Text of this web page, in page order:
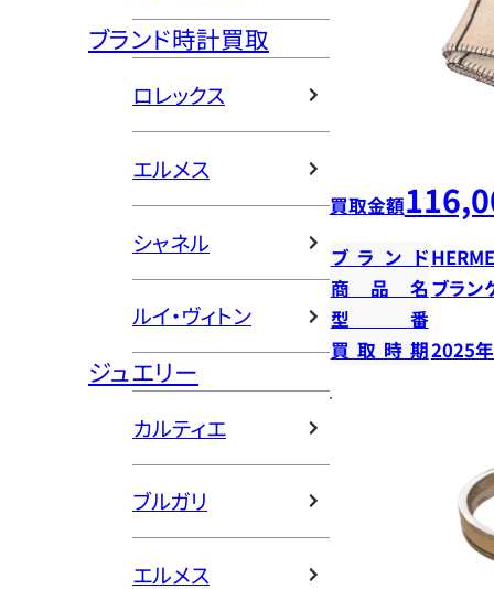
ブランド時計買取
ロレックス
エルメス
シャネル
ルイ・ヴィトン
ジュエリー
カルティエ
ブルガリ
エルメス
買取金額
ブランド
商品名 ブラン
型番
買取時期2025